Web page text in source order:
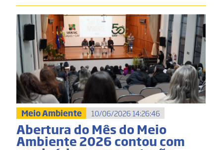
Meio Ambiente 10/06/2026 14:26:46
Abertura do Mês do Meio
Ambiente 2026 contou com